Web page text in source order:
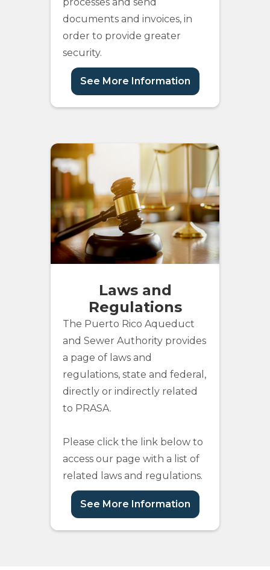
documents and invoices, in
order to provide greater
security.
See More Information
Laws and
Regulations
The Puerto Rico Aqueduct
and Sewer Authority provides
a page of laws and
regulations, state and federal,
directly or indirectly related
to PRASA.
Please click the link below to
access our page with a list of
related laws and regulations.
See More Information